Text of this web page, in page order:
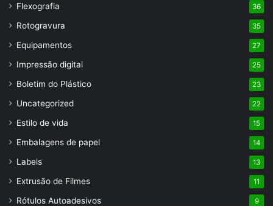
Flexografia 36
Rotogravura 35
Equipamentos 27
Impressão digital 25
Boletim do Plástico 23
Uncategorized 22
Estilo de vida 15
Embalagens de papel 14
Labels 13
Extrusão de Filmes 11
Rótulos Autoadesivos 9